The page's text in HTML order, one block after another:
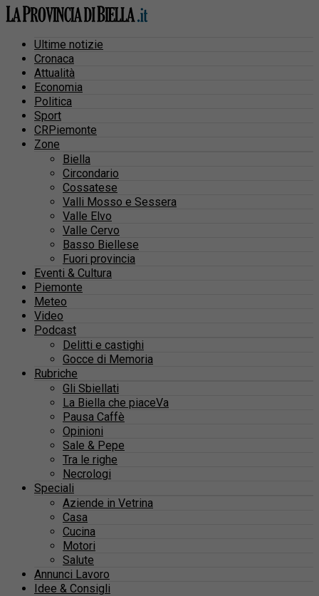
Ultime notizie
Cronaca
Attualità
Economia
Politica
Sport
CRPiemonte
Zone
Biella
Circondario
Cossatese
Valli Mosso e Sessera
Valle Elvo
Valle Cervo
Basso Biellese
Fuori provincia
Eventi & Cultura
Piemonte
Meteo
Video
Podcast
Delitti e castighi
Gocce di Memoria
Rubriche
Gli Sbiellati
La Biella che piaceVa
Pausa Caffè
Opinioni
Sale & Pepe
Tra le righe
Necrologi
Speciali
Aziende in Vetrina
Casa
Cucina
Motori
Salute
Annunci Lavoro
Idee & Consigli